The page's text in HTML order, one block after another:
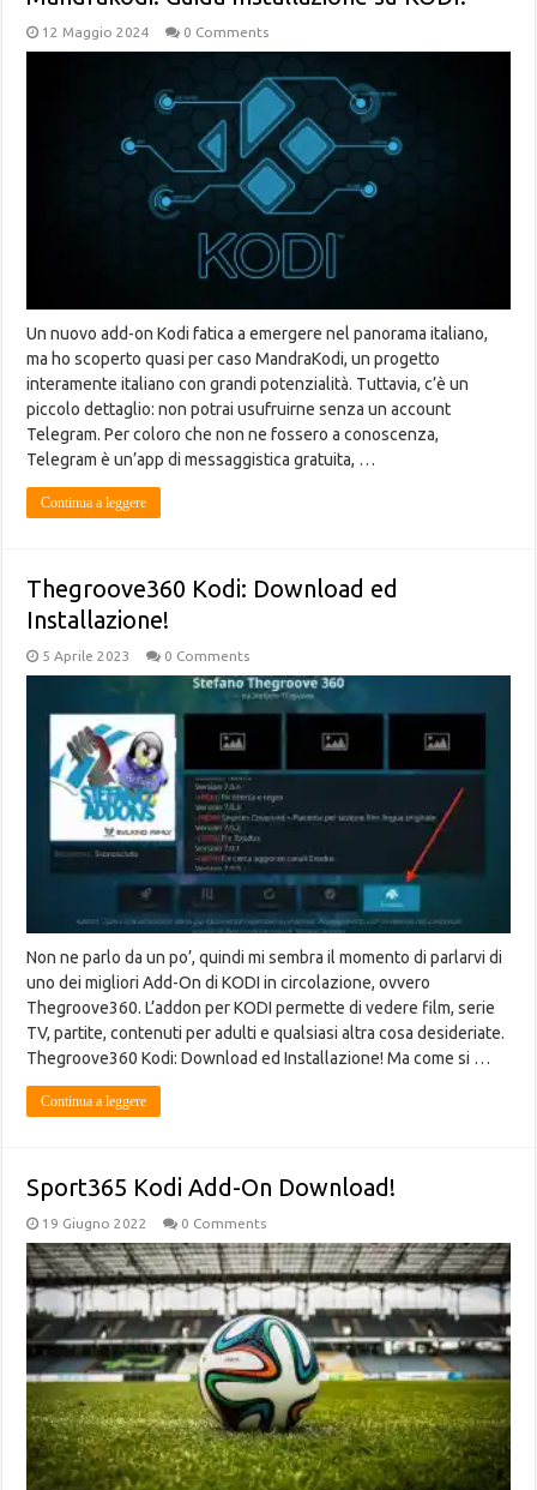
12 Maggio 2024 0 Comments
Un nuovo add-on Kodi fatica a emergere nel panorama italiano,
ma ho scoperto quasi per caso MandraKodi, un progetto
interamente italiano con grandi potenzialità. Tuttavia, c’è un
piccolo dettaglio: non potrai usufruirne senza un account
Telegram. Per coloro che non ne fossero a conoscenza,
Telegram è un’app di messaggistica gratuita, …
Continua a leggere
Thegroove360 Kodi: Download ed
Installazione!
5 Aprile 2023 0 Comments
Non ne parlo da un po’, quindi mi sembra il momento di parlarvi di
uno dei migliori Add-On di KODI in circolazione, ovvero
Thegroove360. L’addon per KODI permette di vedere film, serie
TV, partite, contenuti per adulti e qualsiasi altra cosa desideriate.
Thegroove360 Kodi: Download ed Installazione! Ma come si …
Continua a leggere
Sport365 Kodi Add-On Download!
19 Giugno 2022 0 Comments